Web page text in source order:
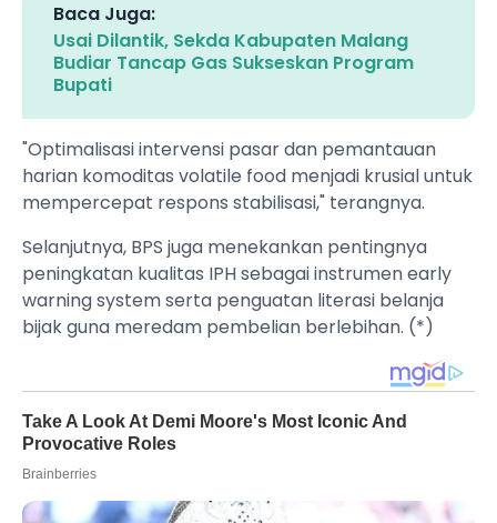
Baca Juga:
Usai Dilantik, Sekda Kabupaten Malang
Budiar Tancap Gas Sukseskan Program
Bupati
"Optimalisasi intervensi pasar dan pemantauan
harian komoditas volatile food menjadi krusial untuk
mempercepat respons stabilisasi," terangnya.
Selanjutnya, BPS juga menekankan pentingnya
peningkatan kualitas IPH sebagai instrumen early
warning system serta penguatan literasi belanja
bijak guna meredam pembelian berlebihan. (*)